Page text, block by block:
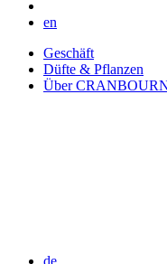
en
Geschäft
Düfte & Pflanzen
Über
de